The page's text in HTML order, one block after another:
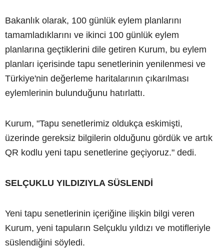
Bakanlık olarak, 100 günlük eylem planlarını
tamamladıklarını ve ikinci 100 günlük eylem
planlarına geçtiklerini dile getiren Kurum, bu eylem
planları içerisinde tapu senetlerinin yenilenmesi ve
Türkiye'nin değerleme haritalarının çıkarılması
eylemlerinin bulunduğunu hatırlattı.
Kurum, "Tapu senetlerimiz oldukça eskimişti,
üzerinde gereksiz bilgilerin olduğunu gördük ve artık
QR kodlu yeni tapu senetlerine geçiyoruz." dedi.
SELÇUKLU YILDIZIYLA SÜSLENDİ
Yeni tapu senetlerinin içeriğine ilişkin bilgi veren
Kurum, yeni tapuların Selçuklu yıldızı ve motifleriyle
süslendiğini söyledi.